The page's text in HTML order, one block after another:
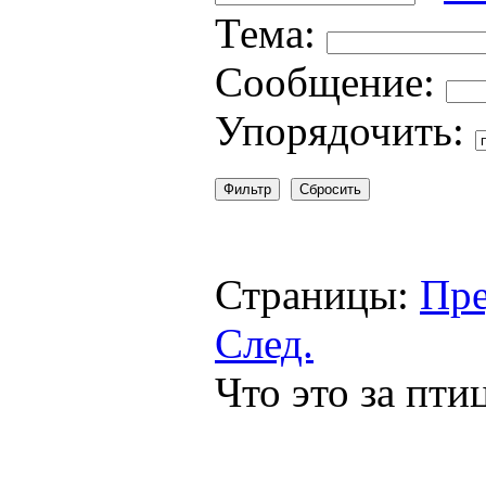
Тема:
Сообщение:
Упорядочить:
Страницы:
След.
Что это за